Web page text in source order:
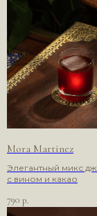
Mora Martinez
Элегантный микс
с вином и какао
790 р.